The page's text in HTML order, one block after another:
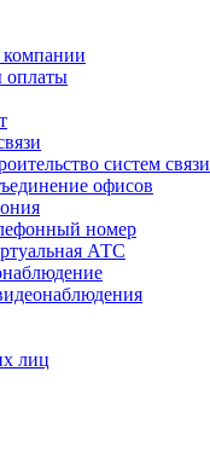
оплаты
систем связи
офисов
номер
АТС
лиц